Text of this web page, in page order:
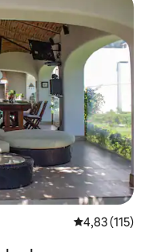
4,83 de uma
4,83 (115)